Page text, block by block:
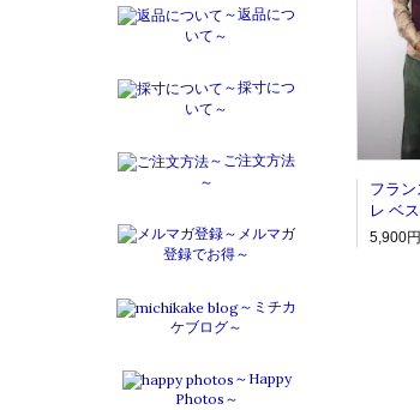
フラ
レ ベ
5,900
～返品につ
いて～
～採寸につ
いて～
～ご注文方法
～
～メルマガ
登録でお得～
～ミチカ
ケブログ～
～Happy
Photos～